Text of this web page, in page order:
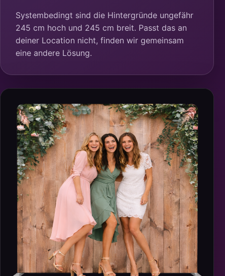
Systembedingt sind die Hintergründe ungefähr
245 cm hoch und 245 cm breit. Passt das an
deiner Location nicht, finden wir gemeinsam
eine andere Lösung.